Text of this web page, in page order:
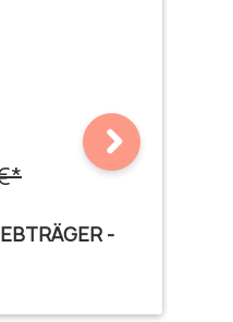
-
von 0 von 5 Sternen